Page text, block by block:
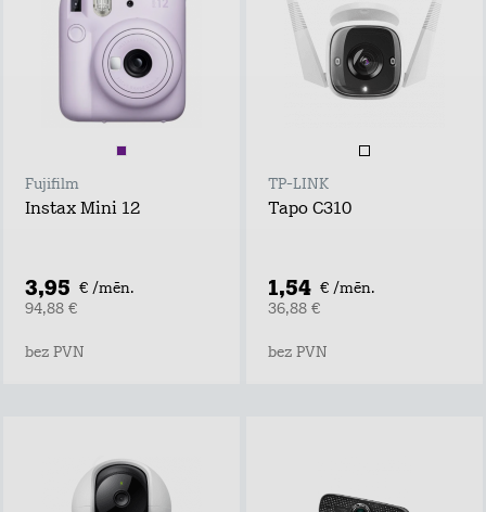
Fujifilm
Instax Mini 12
3,95 € /mēn.
94,88 €
bez PVN
TP-LINK
Tapo C310
1,54 € /mēn.
36,88 €
bez PVN